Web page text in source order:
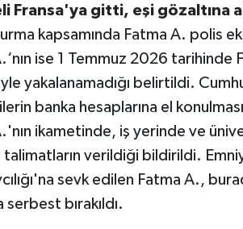
Fransa'ya gitti, eşi gözaltına
kapsamında Fatma A. polis
ise 1 Temmuz 2026 tarihinde
yakalanamadığı belirtildi.
banka hesaplarına el
ikametinde, iş yerinde ve
talimatların verildiği bildirildi.
sevk edilen Fatma A.,
serbest bırakıldı.